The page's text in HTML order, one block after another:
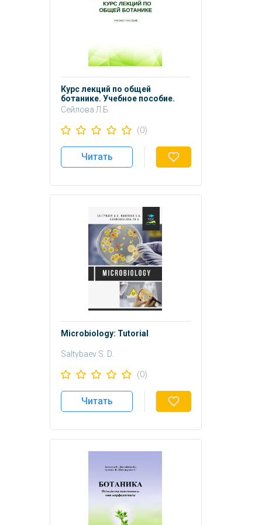
Курс лекций по общей
ботанике. Учебное пособие.
Сейлова Л.Б.
Иманкулова С.К.
(0)
Читать
Microbiology: Tutoriаl
Sаltybаev S. D.
(0)
Читать